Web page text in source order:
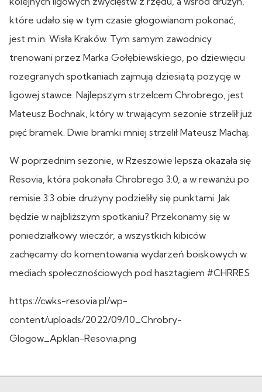
które udało się w tym czasie głogowianom pokonać,
jest m.in. Wisła Kraków. Tym samym zawodnicy
trenowani przez Marka Gołębiewskiego, po dziewięciu
rozegranych spotkaniach zajmują dziesiątą pozycję w
ligowej stawce. Najlepszym strzelcem Chrobrego, jest
Mateusz Bochnak, który w trwającym sezonie strzelił już
pięć bramek. Dwie bramki mniej strzelił Mateusz Machaj.
W poprzednim sezonie, w Rzeszowie lepsza okazała się
Resovia, która pokonała Chrobrego 3:0, a w rewanżu po
remisie 3:3 obie drużyny podzieliły się punktami. Jak
będzie w najbliższym spotkaniu? Przekonamy się w
poniedziałkowy wieczór, a wszystkich kibiców
zachęcamy do komentowania wydarzeń boiskowych w
mediach społecznościowych pod hasztagiem #CHRRES
https://cwks-resovia.pl/wp-
content/uploads/2022/09/10_Chrobry-
Glogow_Apklan-Resovia.png